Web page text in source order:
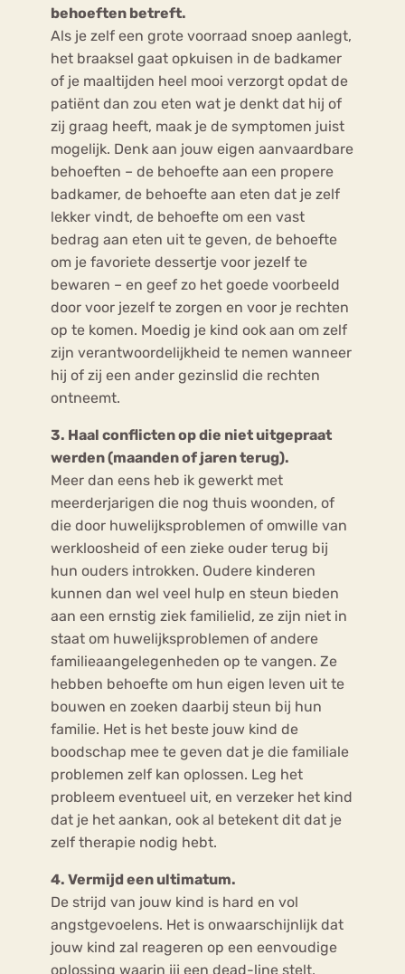
behoeften betreft.
Als je zelf een grote voorraad snoep aanlegt,
het braaksel gaat opkuisen in de badkamer
of je maaltijden heel mooi verzorgt opdat de
patiënt dan zou eten wat je denkt dat hij of
zij graag heeft, maak je de symptomen juist
mogelijk. Denk aan jouw eigen aanvaardbare
behoeften – de behoefte aan een propere
badkamer, de behoefte aan eten dat je zelf
lekker vindt, de behoefte om een vast
bedrag aan eten uit te geven, de behoefte
om je favoriete dessertje voor jezelf te
bewaren – en geef zo het goede voorbeeld
door voor jezelf te zorgen en voor je rechten
op te komen. Moedig je kind ook aan om zelf
zijn verantwoordelijkheid te nemen wanneer
hij of zij een ander gezinslid die rechten
ontneemt.
3. Haal conflicten op die niet uitgepraat
werden (maanden of jaren terug).
Meer dan eens heb ik gewerkt met
meerderjarigen die nog thuis woonden, of
die door huwelijksproblemen of omwille van
werkloosheid of een zieke ouder terug bij
hun ouders introkken. Oudere kinderen
kunnen dan wel veel hulp en steun bieden
aan een ernstig ziek familielid, ze zijn niet in
staat om huwelijksproblemen of andere
familieaangelegenheden op te vangen. Ze
hebben behoefte om hun eigen leven uit te
bouwen en zoeken daarbij steun bij hun
familie. Het is het beste jouw kind de
boodschap mee te geven dat je die familiale
problemen zelf kan oplossen. Leg het
probleem eventueel uit, en verzeker het kind
dat je het aankan, ook al betekent dit dat je
zelf therapie nodig hebt.
4. Vermijd een ultimatum.
De strijd van jouw kind is hard en vol
angstgevoelens. Het is onwaarschijnlijk dat
jouw kind zal reageren op een eenvoudige
oplossing waarin jij een dead-line stelt,